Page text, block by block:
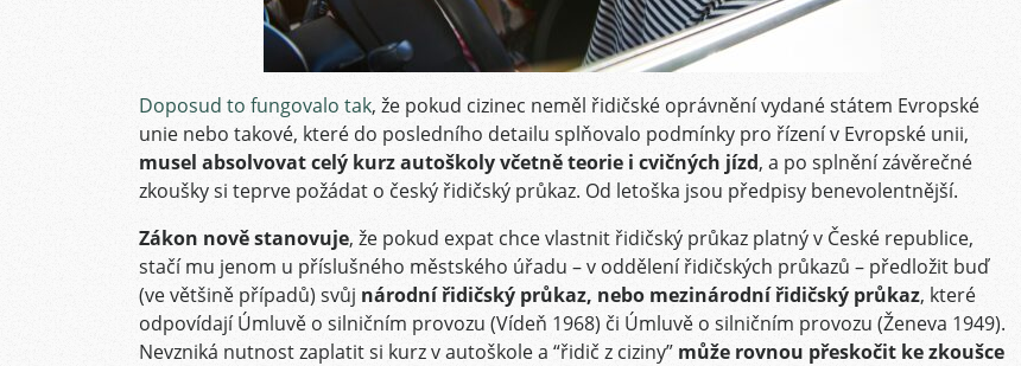
Doposud to fungovalo tak, že pokud cizinec neměl řidičské oprávnění vydané státem Evropské
unie nebo takové, které do posledního detailu splňovalo podmínky pro řízení v Evropské unii,
musel absolvovat celý kurz autoškoly včetně teorie i cvičných jízd, a po splnění závěrečné
zkoušky si teprve požádat o český řidičský průkaz. Od letoška jsou předpisy benevolentnější.
Zákon nově stanovuje, že pokud expat chce vlastnit řidičský průkaz platný v České republice,
stačí mu jenom u příslušného městského úřadu – v oddělení řidičských průkazů – předložit buď
(ve většině případů) svůj národní řidičský průkaz, nebo mezinárodní řidičský průkaz, které
odpovídajíÚmluvě o silničním provozu (Vídeň 1968) či Úmluvě o silničním provozu (Ženeva 1949).
Nevzniká nutnost zaplatit si kurz v autoškole a “řidič z ciziny” může rovnou přeskočit ke zkoušce